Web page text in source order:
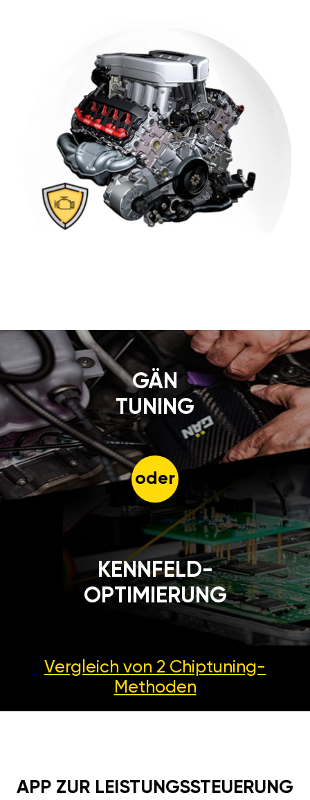
GÄN
TUNING
oder
KENNFELD-
OPTIMIERUNG
Vergleich von 2 Chiptuning-
Methoden
APP ZUR LEISTUNGSSTEUERUNG